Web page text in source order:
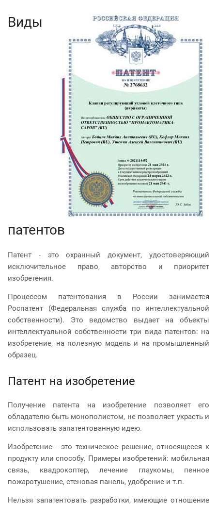
Виды
патентов
Патент - это охранный документ, удостоверяющий
исключительное право, авторство и приоритет
изобретения.
Процессом патентования в России занимается
Роспатент (Федеральная служба по интеллектуальной
собственности). Это ведомство выдает на объекты
интеллектуальной собственности три вида патентов: на
изобретение, на полезную модель и на промышленный
образец.
Патент на изобретение
Получение патента на изобретение позволяет его
обладателю быть монополистом, не позволяет украсть и
использовать запатентованную идею.
Изобретение - это техническое решение, относящееся к
продукту или способу. Примеры изобретений: мобильная
связь, квадрокоптер, лечение глаукомы, пенное
пожаротушение, стеновая панель, удобрение и т.п.
Нельзя запатентовать разработки, имеющие отношение